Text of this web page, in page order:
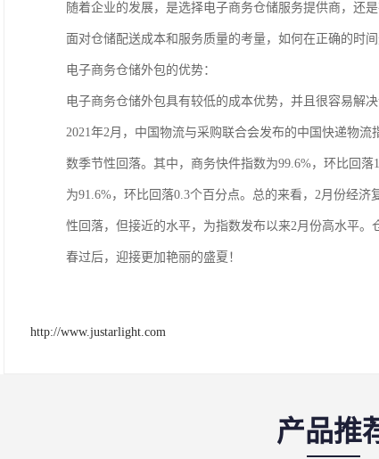
随着企业的发展，是选择电子商务仓储服务提供商，还
面对仓储配送成本和服务质量的考量，如何在正确的时
电子商务仓储外包的优势：
电子商务仓储外包具有较低的成本优势，并且很容易解决
2021年2月，中国物流与采购联合会发布的中国快递物
数季节性回落。其中，商务快件指数为99.6%，环比回
为91.6%，环比回落0.3个百分点。总的来看，2月份经
性回落，但接近的水平，为指数发布以来2月份高水平
春过后，迎接更加艳丽的盛夏！
http://www.justarlight.com
产品推